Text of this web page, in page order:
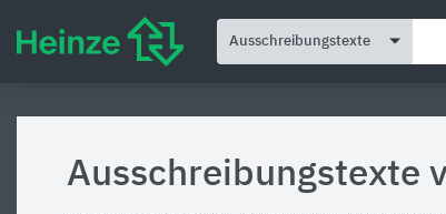
Ausschreibungstexte
Ausschreibungstexte